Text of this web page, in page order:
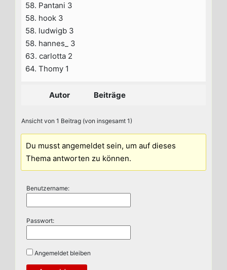
58. Pantani 3
58. hook 3
58. ludwigb 3
58. hannes_ 3
63. carlotta 2
64. Thomy 1
Autor Beiträge
Ansicht von 1 Beitrag (von insgesamt 1)
Du musst angemeldet sein, um auf dieses
Thema antworten zu können.
Benutzername:
Passwort:
Angemeldet bleiben